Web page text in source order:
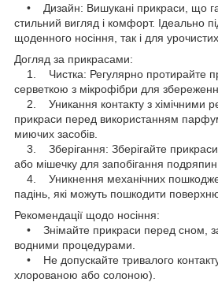
• Дизайн: Вишукані прикраси, що
стильний вигляд і комфорт. Ідеально
щоденного носіння, так і для урочистих
Догляд за прикрасами:
1. Чистка: Регулярно протирайте
серветкою з мікрофібри для
2. Уникання контакту з хімічними
прикраси перед використанням
миючих засобів.
3. Зберігання: Зберігайте прикраси
або мішечку для запобігання подряпин
4. Уникнення механічних
падінь, які можуть пошкодити
Рекомендації щодо носіння:
• Знімайте прикраси перед сном,
водними процедурами.
• Не допускайте тривалого
хлорованою або солоною).